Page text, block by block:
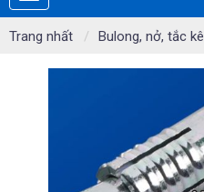
Trang nhất Bulong, nở, tắc kê